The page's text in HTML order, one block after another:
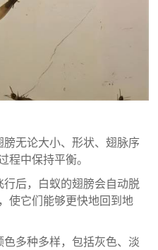
无论大小、形状、翅脉序
程中保持平衡。
后，白蚁的翅膀会自动脱
使它们能够更快地回到地
多种多样，包括灰色、淡